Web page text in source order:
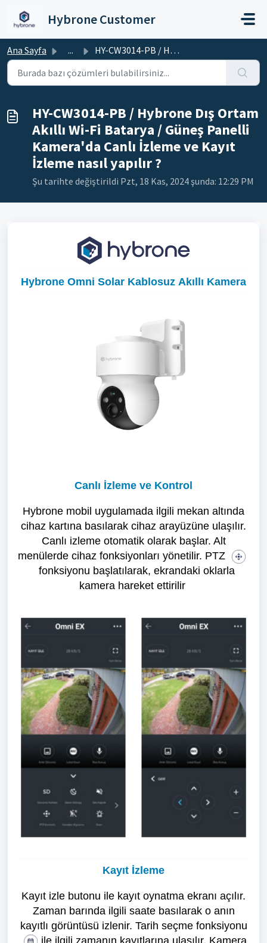
Hybrone Customer
Ana Sayfa ... HY-CW3014-PB / Hybrone Dış Ortam Akıllı Wi-Fi Batarya / G...
HY-CW3014-PB / Hybrone Dış Ortam
Akıllı Wi-Fi Batarya / Güneş Panelli
Kamera'da Canlı İzleme ve Kayıt
İzleme nasıl yapılır ?
Şu tarihte değiştirildi Pzt, 18 Kas, 2024 şunda: 12:29 PM
Hybrone Omni Solar Kablosuz Akıllı Kamera
Canlı İzleme ve Kontrol
Hybrone mobil uygulamada ilgili mekan altında
cihaz kartına basılarak cihaz arayüzüne ulaşılır.
Canlı izleme otomatik olarak başlar. Alt
menülerde cihaz fonksiyonları yönetilir. PTZ
fonksiyonu başlatılarak, ekrandaki oklarla
kamera hareket ettirilir
Kayıt İzleme
Kayıt izle butonu ile kayıt oynatma ekranı açılır.
Zaman barında ilgili saate basılarak o anın
kayıtlı görüntüsü izlenir. Tarih seçme fonksiyonu
ile ilgili zamanın kayıtlarına ulaşılır. Kamera